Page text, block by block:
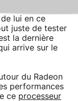
lui en ce
juste de tester
la dernière
arrive sur le
du Radeon
performances
ce processeur